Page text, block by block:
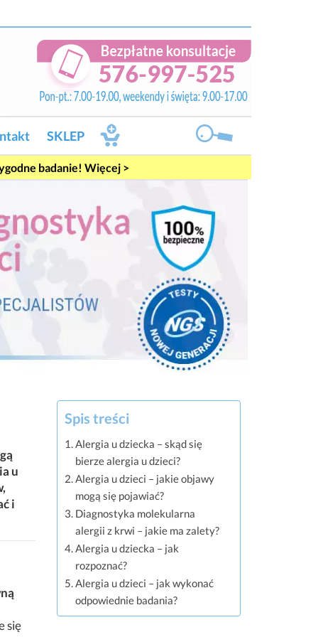
SKLEP
badanie! Więcej >
u
i
się
Spis treści
Alergia u dziecka – skąd się
bierze alergia u dzieci?
Alergia u dzieci – jakie objawy
mogą się pojawiać?
Diagnostyka molekularna
alergii z krwi – jakie ma zalety?
Alergia u dziecka – jak
rozpoznać?
Alergia u dzieci – jak wykonać
odpowiednie badania?